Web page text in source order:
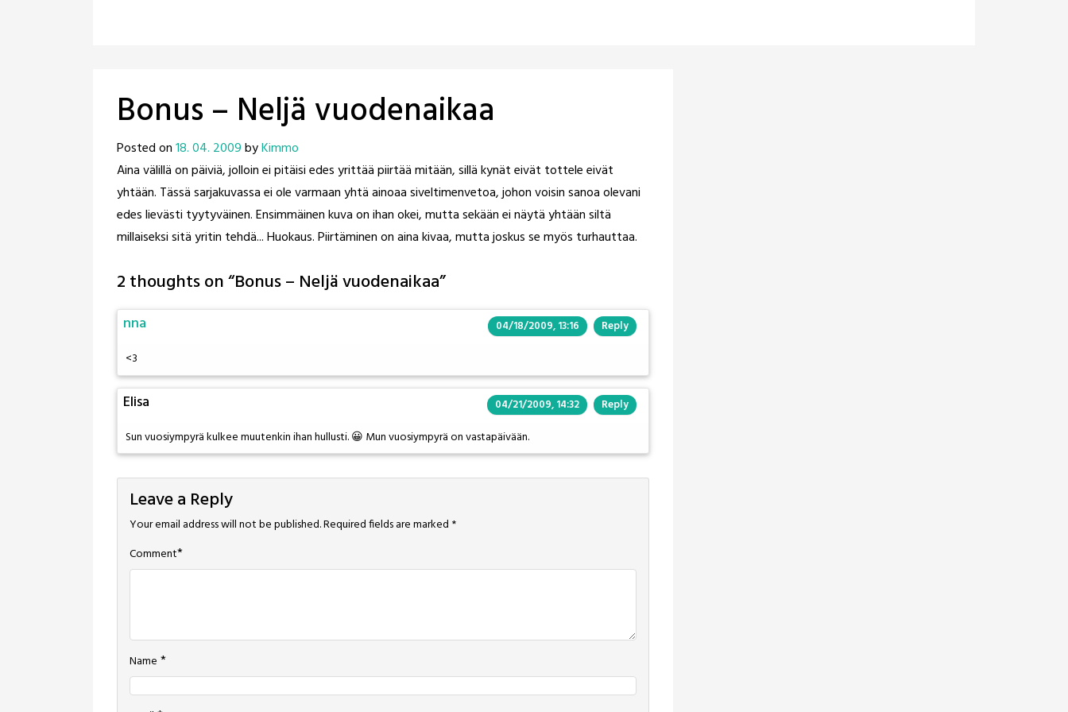
Bonus – Neljä vuodenaikaa
Posted on18. 04. 2009byKimmo
Aina välillä on päiviä, jolloin ei pitäisi edes yrittää piirtää mitään, sillä kynät eivät tottele eivät
yhtään. Tässä sarjakuvassa ei ole varmaan yhtä ainoaa siveltimenvetoa, johon voisin sanoa olevani
edes lievästi tyytyväinen. Ensimmäinen kuva on ihan okei, mutta sekään ei näytä yhtään siltä
millaiseksi sitä yritin tehdä... Huokaus. Piirtäminen on aina kivaa, mutta joskus se myös turhauttaa.
2 thoughts on “Bonus – Neljä vuodenaikaa”
nna 04/18/2009, 13:16 Reply
<3
Elisa 04/21/2009, 14:32 Reply
Sun vuosiympyrä kulkee muutenkin ihan hullusti. 😀 Mun vuosiympyrä on vastapäivään.
Leave a Reply
Your email address will not be published.Required fields are marked *
Comment*
Name *